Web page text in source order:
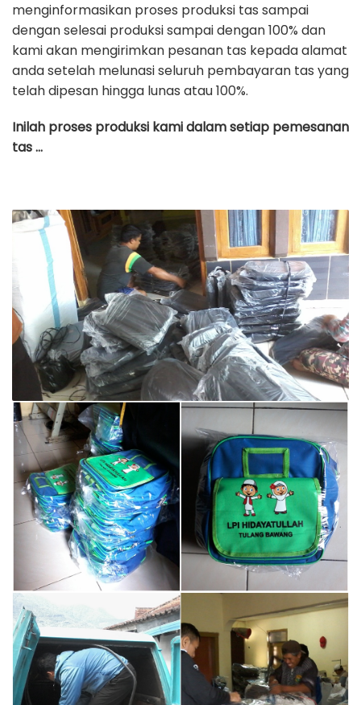
menginformasikan proses produksi tas sampai
dengan selesai produksi sampai dengan 100% dan
kami akan mengirimkan pesanan tas kepada alamat
anda setelah melunasi seluruh pembayaran tas yang
telah dipesan hingga lunas atau 100%.
Inilah proses produksi kami dalam setiap pemesanan
tas …